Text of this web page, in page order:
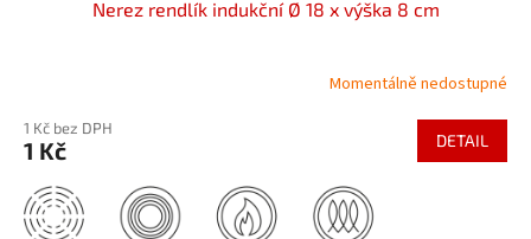
Nerez rendlík indukční Ø 18 x výška 8 cm
Momentálně nedostupné
1 Kč bez DPH
1 Kč DETAIL